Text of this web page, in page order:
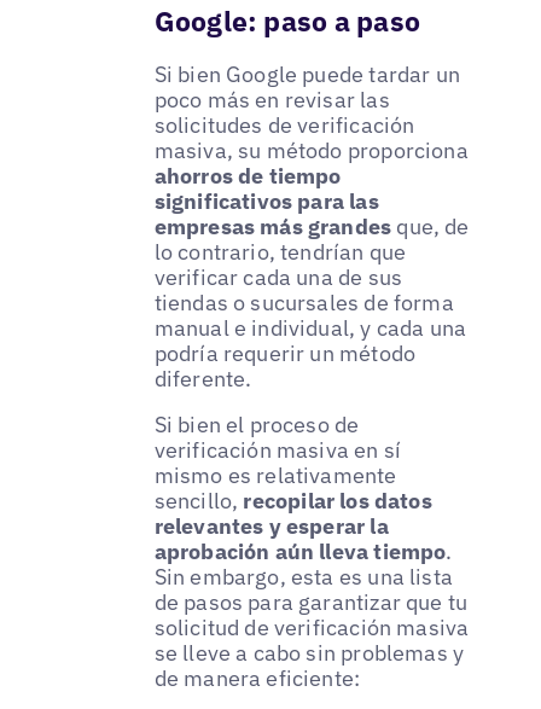
Google: paso a paso
Si bien Google puede tardar un
poco más en revisar las
solicitudes de verificación
masiva, su método proporciona
ahorros de tiempo
significativos para las
empresas más grandes que, de
lo contrario, tendrían que
verificar cada una de sus
tiendas o sucursales de forma
manual e individual, y cada una
podría requerir un método
diferente.
Si bien el proceso de
verificación masiva en sí
mismo es relativamente
sencillo, recopilar los datos
relevantes y esperar la
aprobación aún lleva tiempo.
Sin embargo, esta es una lista
de pasos para garantizar que tu
solicitud de verificación masiva
se lleve a cabo sin problemas y
de manera eficiente: